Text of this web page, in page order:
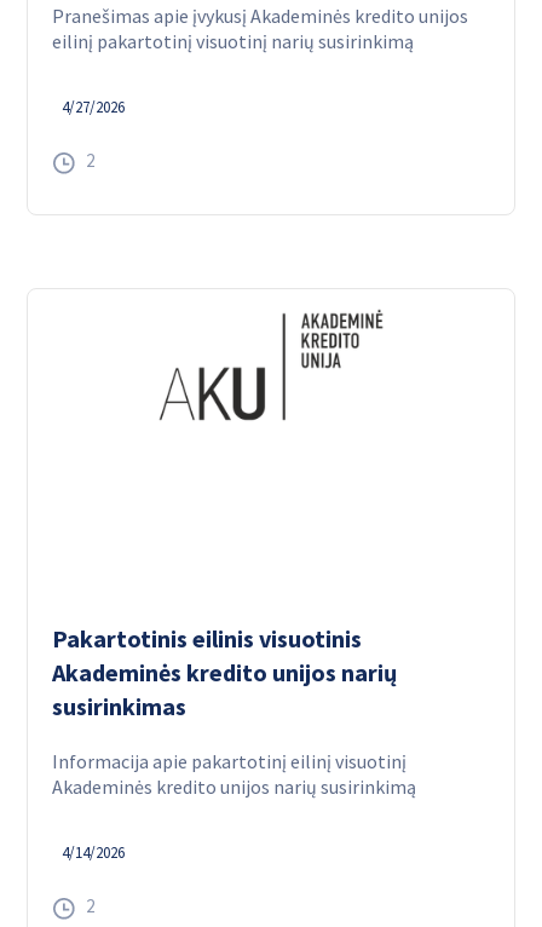
Pranešimas apie įvykusį Akademinės kredito unijos
eilinį pakartotinį visuotinį narių susirinkimą
4/27/2026
2
Pakartotinis eilinis visuotinis
Akademinės kredito unijos narių
susirinkimas
Informacija apie pakartotinį eilinį visuotinį
Akademinės kredito unijos narių susirinkimą
4/14/2026
2